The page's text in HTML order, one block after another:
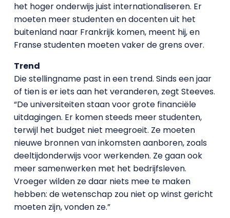
het hoger onderwijs juist internationaliseren. Er
moeten meer studenten en docenten uit het
buitenland naar Frankrijk komen, meent hij, en
Franse studenten moeten vaker de grens over.
Trend
Die stellingname past in een trend. Sinds een jaar
of tien is er iets aan het veranderen, zegt Steeves.
“De universiteiten staan voor grote financiële
uitdagingen. Er komen steeds meer studenten,
terwijl het budget niet meegroeit. Ze moeten
nieuwe bronnen van inkomsten aanboren, zoals
deeltijdonderwijs voor werkenden. Ze gaan ook
meer samenwerken met het bedrijfsleven.
Vroeger wilden ze daar niets mee te maken
hebben: de wetenschap zou niet op winst gericht
moeten zijn, vonden ze.”